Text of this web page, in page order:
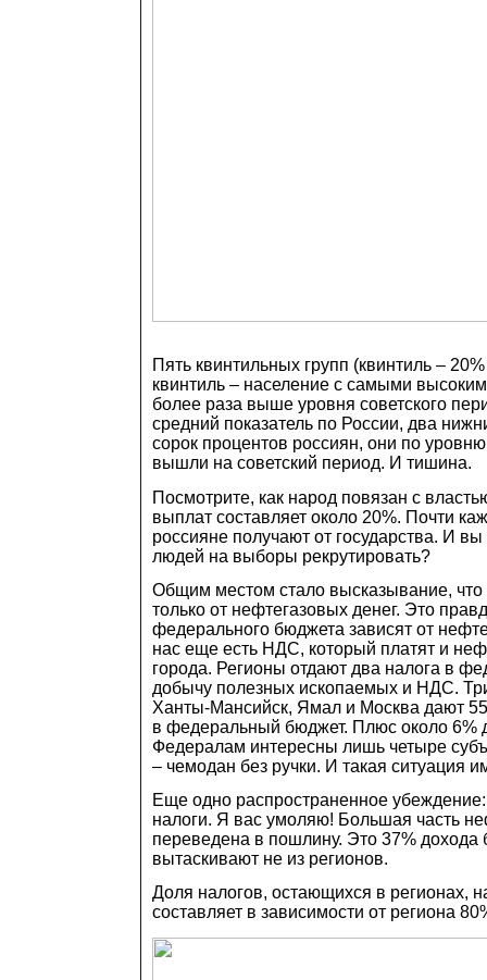
Пять квинтильных групп (квинтиль –
квинтиль – население с самыми
более раза выше уровня советского
средний показатель по России, два
сорок процентов россиян, они по
вышли на советский период. И тишина.
Посмотрите, как народ повязан с
выплат составляет около 20%. Почти
россияне получают от государства. И вы
людей на выборы рекрутировать?
Общим местом стало высказывание, что
только от нефтегазовых денег. Это
федерального бюджета зависят от
нас еще есть НДС, который платят и
города. Регионы отдают два налога в
добычу полезных ископаемых и НДС.
Ханты-Мансийск, Ямал и Москва дают
в федеральный бюджет. Плюс около 6%
Федералам интересны лишь четыре
– чемодан без ручки. И такая ситуация
Еще одно распространенное
налоги. Я вас умоляю! Большая часть
переведена в пошлину. Это 37% дохода
вытаскивают не из регионов.
Доля налогов, остающихся в регионах,
составляет в зависимости от региона